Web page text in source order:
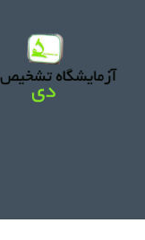
صفحه اصلی